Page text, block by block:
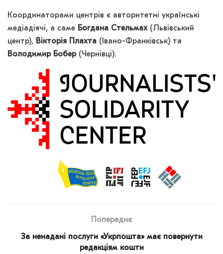
Координаторами центрів є авторитетні українські
медіадіячі, а саме Богдана Стельмах(Львівський
центр), Вікторія Плахта (Івано-Франківськ) та
Володимир Бобер(Чернівці).
Попереднє
За ненадані послуги «Укрпошта» має повернути
редакціям кошти